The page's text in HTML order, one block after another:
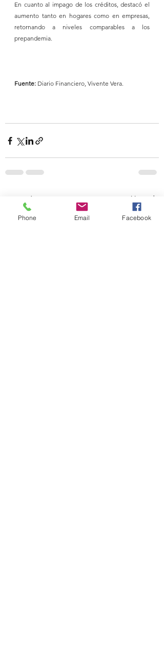
En cuanto al impago de los créditos, destacó el
aumento tanto en hogares como en empresas,
retornando a niveles comparables a los
prepandemia.
Fuente: Diario Financiero, Vivente Vera.
Entradas recientes Ver todo
Phone Email Facebook